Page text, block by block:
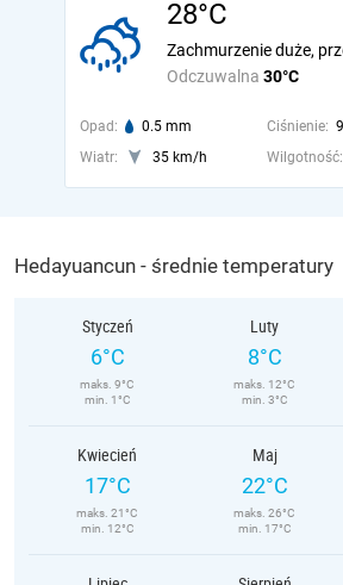
28°C
Odczuwalna 30°C
Zachmurzenie duże,
Opad: 0.5 mm Ciśnienie:
Wiatr:
35 km/h Wilgotność:
Hedayuancun - średnie temperatury
Styczeń
6°C
maks. 9°C
min. 1°C
Luty
8°C
maks. 12°C
min. 3°C
Kwiecień
17°C
maks. 21°C
min. 12°C
Maj
22°C
maks. 26°C
min. 17°C